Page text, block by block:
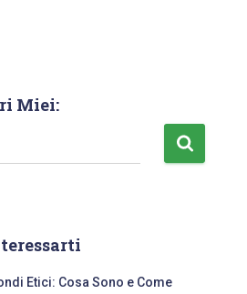
Miei:
Etici: Cosa Sono e Come